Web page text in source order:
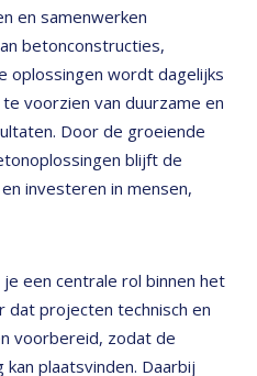
en samenwerken
betonconstructies,
oplossingen wordt dagelijks
voorzien van duurzame en
Door de groeiende
blijft de
investeren in mensen,
een centrale rol binnen het
projecten technisch en
voorbereid, zodat de
plaatsvinden. Daarbij